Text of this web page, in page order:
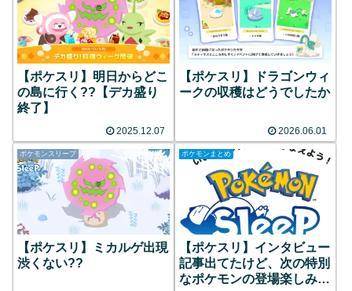
【ポケスリ】明日からどこ
の島に行く??【デカ盛り
終了】
2025.12.07
【ポケスリ】ドラゴンウィ
ークの収穫はどうでしたか
2026.06.01
ポケモンスリープ
【ポケスリ】ミカルゲ出現
渋くない??
ポケモンまとめ
【ポケスリ】インタビュー
記事出てたけど、次の特別
なポケモンの登場楽しみだ